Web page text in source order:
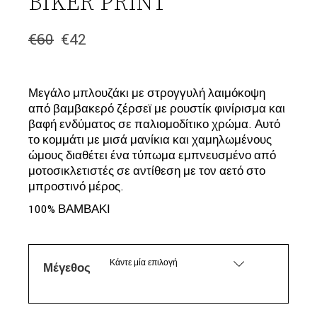
€60
Original
€60.
€42
Η
είναι:
€42.
Μεγάλο μπλουζάκι με στρογγυλή λαιμόκοψη
από βαμβακερό ζέρσεϊ με ρουστίκ φινίρισμα και
βαφή ενδύματος σε παλιομοδίτικο χρώμα. Αυτό
το κομμάτι με μισά μανίκια και χαμηλωμένους
ώμους διαθέτει ένα τύπωμα εμπνευσμένο από
μοτοσικλετιστές σε αντίθεση με τον αετό στο
μπροστινό μέρος.
100% ΒΑΜΒΑΚΙ
Μέγεθος Κάντε μία επιλογή